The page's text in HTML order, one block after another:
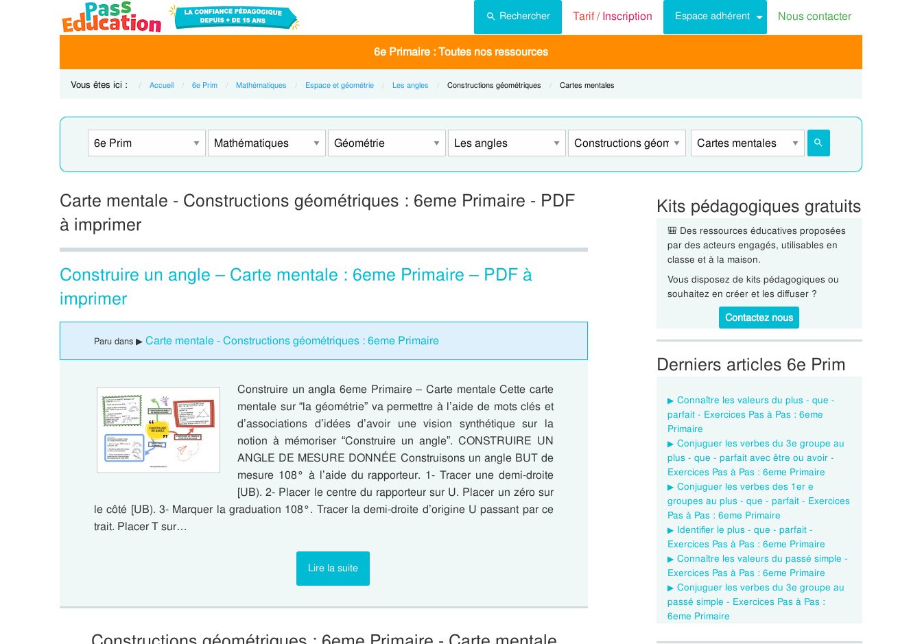
Rechercher Tarif /Inscription Espace adhérent Nous contacter
6e Primaire : Toutes nos ressources
Vous êtes ici : Accueil 6e Prim Mathématiques Espace et géométrie Les angles Current:
Constructions géométriques Current:
Cartes mentales
Carte mentale - Constructions géométriques : 6eme Primaire - PDF
à imprimer
Construire un angle – Carte mentale : 6eme Primaire – PDF à
imprimer
Paru dans ▶ Carte mentale - Constructions géométriques : 6eme Primaire
Construire un angla 6eme Primaire – Carte mentale Cette carte
mentale sur “la géométrie” va permettre à l’aide de mots clés et
d’associations d’idées d’avoir une vision synthétique sur la
notion à mémoriser “Construire un angle”. CONSTRUIRE UN
ANGLE DE MESURE DONNÉE Construisons un angle BUT de
mesure 108° à l’aide du rapporteur. 1- Tracer une demi-droite
[UB). 2- Placer le centre du rapporteur sur U. Placer un zéro sur
le côté [UB). 3- Marquer la graduation 108°. Tracer la demi-droite d’origine U passant par ce
trait. Placer T sur…
Lire la suite
Kits pédagogiques gratuits
🎒 Des ressources éducatives proposées
par des acteurs engagés, utilisables en
classe et à la maison.
Vous disposez de kits pédagogiques ou
souhaitez en créer et les diffuser ?
Contactez nous
Derniers articles 6e Prim
Connaître les valeurs du plus - que -
parfait - Exercices Pas à Pas : 6eme
Primaire
Conjuguer les verbes du 3e groupe au
plus - que - parfait avec être ou avoir -
Exercices Pas à Pas : 6eme Primaire
Conjuguer les verbes des 1er e
groupes au plus - que - parfait - Exercices
Pas à Pas : 6eme Primaire
Identifier le plus - que - parfait -
Exercices Pas à Pas : 6eme Primaire
Connaître les valeurs du passé simple -
Exercices Pas à Pas : 6eme Primaire
Conjuguer les verbes du 3e groupe au
passé simple - Exercices Pas à Pas :
6eme Primaire